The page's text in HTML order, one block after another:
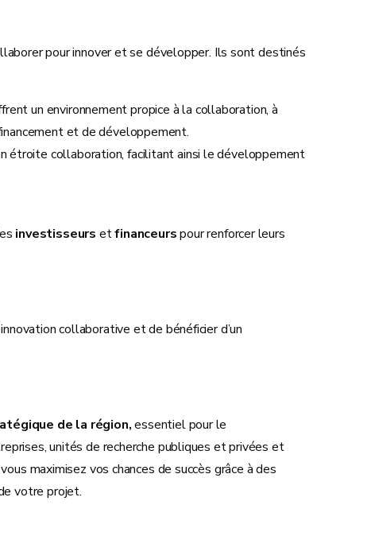
pour innover et se développer. Ils sont destinés
un environnement propice à la collaboration, à
et de développement.
étroite collaboration, facilitant ainsi le développement
investisseurs etfinanceurspour renforcer leurs
collaborative et de bénéficier d’un
de la région,essentiel pour le
unités de recherche publiques et privées et
maximisez vos chances de succès grâce à des
votre projet.